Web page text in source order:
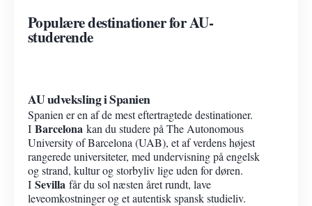
Populære destinationer for AU-
studerende
AU udveksling i Spanien
Spanien er en af de mest eftertragtede destinationer.
I Barcelona kan du studere på The Autonomous
University of Barcelona (UAB), et af verdens højest
rangerede universiteter, med undervisning på engelsk
og strand, kultur og storbyliv lige uden for døren.
I Sevilla får du sol næsten året rundt, lave
leveomkostninger og et autentisk spansk studieliv.